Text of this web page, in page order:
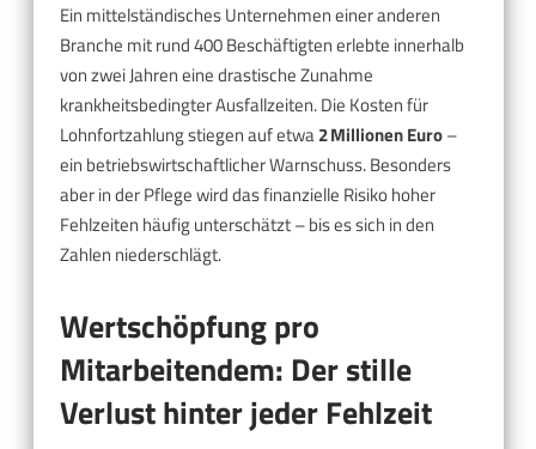
Ein mittelständisches Unternehmen einer anderen
Branche mit rund 400 Beschäftigten erlebte innerhalb
von zwei Jahren eine drastische Zunahme
krankheitsbedingter Ausfallzeiten. Die Kosten für
Lohnfortzahlung stiegen auf etwa2 Millionen Euro–
ein betriebswirtschaftlicher Warnschuss. Besonders
aber in der Pflege wird das finanzielle Risiko hoher
Fehlzeiten häufig unterschätzt – bis es sich in den
Zahlen niederschlägt.
Wertschöpfung pro
Mitarbeitendem: Der stille
Verlust hinter jeder Fehlzeit